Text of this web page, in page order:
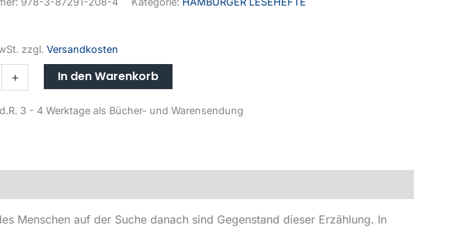
zzgl. Versandkosten
+ In den Warenkorb
3 - 4 Werktage als Bücher- und Warensendung
Menschen auf der Suche danach sind Gegenstand dieser Erzählung. In